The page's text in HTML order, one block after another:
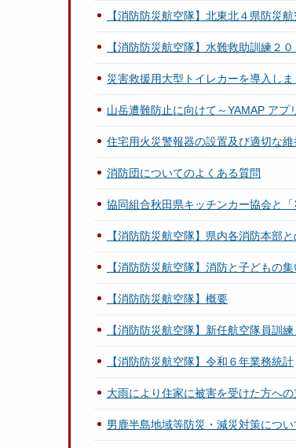
【消防防災航空隊】北東北４県防災
【消防防災航空隊】水難救助訓練２０
災害救援用大型トイレカーを導入しま
山岳遭難防止に向けて～YAMAP アプ
住宅用火災警報器の設置及び適切な
消防団についてのよくある質問
協同組合秋田県キッチンカー協会と
【消防防災航空隊】県内各消防本部
【消防防災航空隊】消防と子どもの
【消防防災航空隊】概要
【消防防災航空隊】新任航空隊員訓練
【消防防災航空隊】令和６年業務統計
大雨により住家に被害を受けた方へ
男鹿半島地域等防災・減災対策につい